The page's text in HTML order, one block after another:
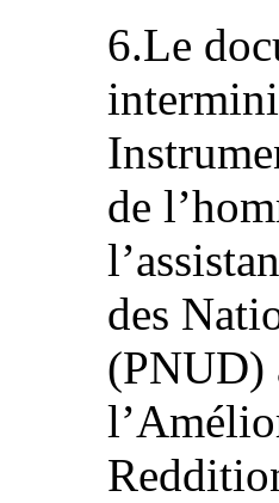
6.Le
de
des
(PNUD)